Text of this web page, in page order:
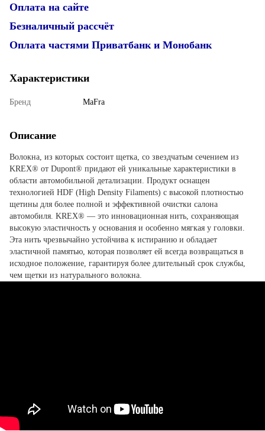
Оплата на сайте
Безналичный рассчёт
Оплата частями Приватбанк и Монобанк
Характеристики
Бренд MaFra
Описание
Волокна, из которых состоит щетка, со звездчатым сечением из
KREX® от Dupont® придают ей уникальные характеристики в
области автомобильной детализации. Продукт оснащен
технологией HDF (High Density Filaments) с высокой плотностью
щетины для более полной и эффективной очистки салона
автомобиля. KREX® — это инновационная нить, сохраняющая
высокую эластичность у основания и особенно мягкая у головки.
Эта нить чрезвычайно устойчива к истиранию и обладает
эластичной памятью, которая позволяет ей всегда возвращаться в
исходное положение, гарантируя более длительный срок службы,
чем щетки из натурального волокна.